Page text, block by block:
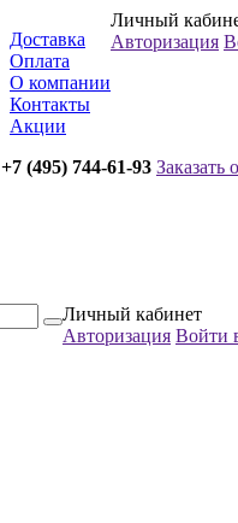
Доставка
Оплата
О компании
Контакты
Акции
Личный
Авторизация
+7 (495) 744-61-93 Заказать
Личный кабинет
Авторизация Войти